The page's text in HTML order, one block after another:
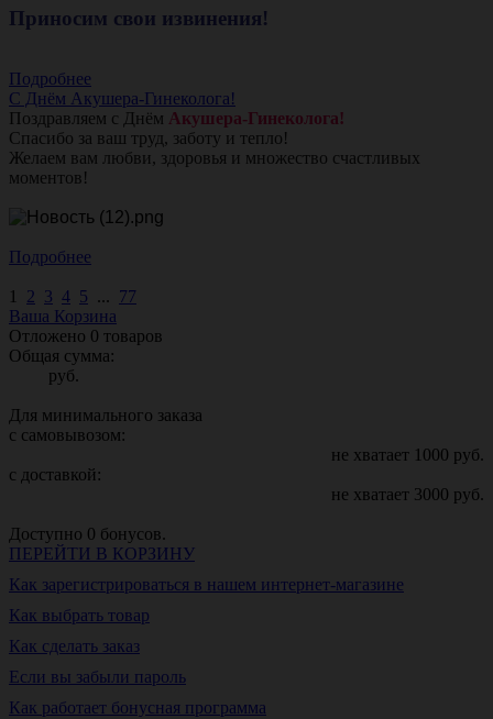
Приносим свои извинения!
Подробнее
С Днём Акушера-Гинеколога!
Поздравляем с Днём Акушера-Гинеколога!
Спасибо за ваш труд, заботу и тепло!
Желаем вам любви, здоровья и множество счастливых
моментов!
Подробнее
1 2 3 4 5 ... 77
Ваша Корзина
Отложено 0 товаров
Общая сумма:
руб.
Для минимального заказа
с самовывозом:
не хватает 1000 руб.
с доставкой:
не хватает 3000 руб.
Доступно 0 бонусов.
ПЕРЕЙТИ В КОРЗИНУ
Как зарегистрироваться в нашем интернет-магазине
Как выбрать товар
Как сделать заказ
Если вы забыли пароль
Как работает бонусная программа